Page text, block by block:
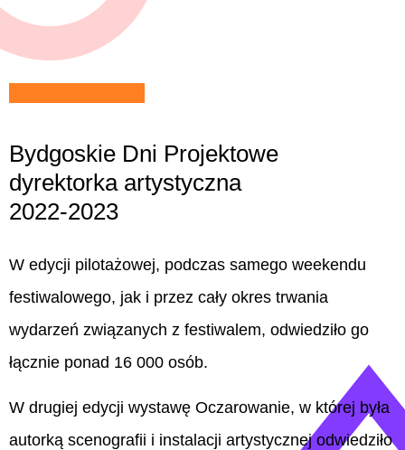
Bydgoskie Dni Projektowe
dyrektorka artystyczna
2022-2023
W edycji pilotażowej, podczas samego weekendu
festiwalowego, jak i przez cały okres trwania
wydarzeń związanych z festiwalem, odwiedziło go
łącznie ponad 16 000 osób.
W drugiej edycji wystawę Oczarowanie, w której była
autorką scenografii i instalacji artystycznej odwiedziło